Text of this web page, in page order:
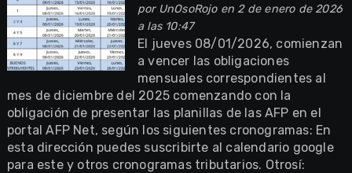
por UnOsoRojoen 2 de enero de 2026
a las 10:47
El jueves 08/01/2026, comienzan
a vencer las obligaciones
mensuales correspondientes al
mes de diciembre del 2025 comenzando con la
obligación de presentar las planillas de las AFP en el
portal AFP Net, según los siguientes cronogramas: En
esta dirección puedes suscribirte al calendario google
para este y otros cronogramas tributarios. Otrosí: